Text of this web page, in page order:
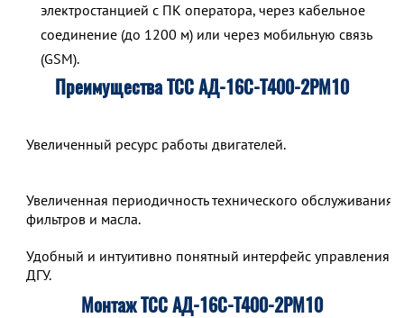
электростанцией с ПК оператора, через кабельное
соединение (до 1200 м) или через мобильную связь
(GSM).
Преимущества ТСС АД-16С-Т400-2РМ10
Увеличенный ресурс работы двигателей.
Увеличенная периодичность технического обслуживания,
фильтров и масла.
Удобный и интуитивно понятный интерфейс управления
ДГУ.
Монтаж ТСС АД-16С-Т400-2РМ10